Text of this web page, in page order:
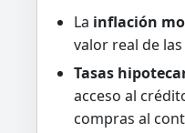
La inflación
valor real de
Tasas
acceso al
compras al